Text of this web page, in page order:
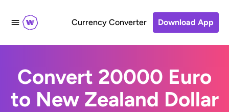
Currency Converter Download App
Convert 20000 Euro
to New Zealand Dollar